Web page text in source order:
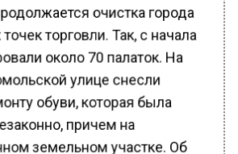
очистка города
торговли. Так, с начала
около 70 палаток. На
улице снесли
обуви, которая была
причем на
земельном участке. Об